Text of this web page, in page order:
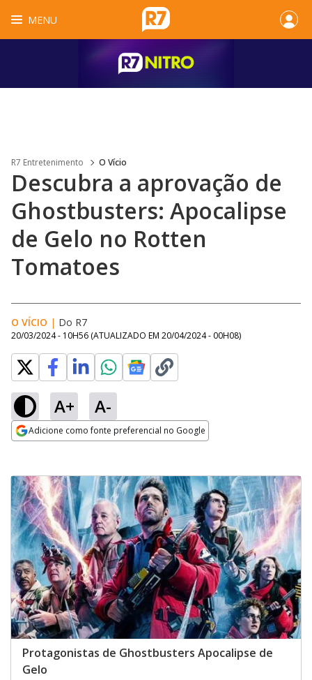
MENU
R7 Entretenimento O Vício
Descubra a aprovação de
Ghostbusters: Apocalipse
de Gelo no Rotten
Tomatoes
O VÍCIO | Do R7
20/03/2024 - 10H56 (ATUALIZADO EM 20/04/2024 - 00H08)
A+ A-
Adicione como fonte preferencial no Google
Protagonistas de Ghostbusters Apocalipse de
Gelo